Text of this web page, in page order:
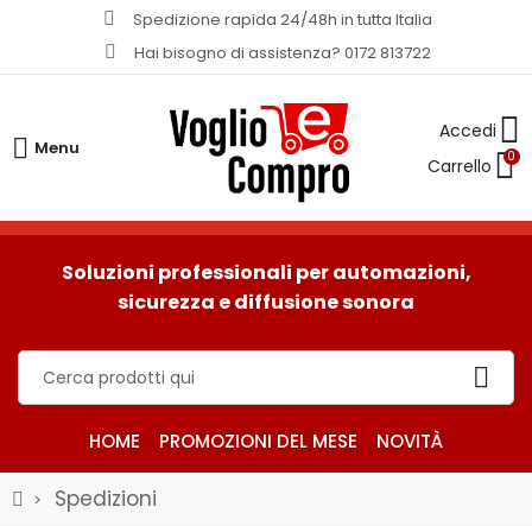
Spedizione rapida 24/48h in tutta Italia​
Hai bisogno di assistenza? 0172 813722
Menu 0
Soluzioni professionali per automazioni,
sicurezza e diffusione sonora
HOME PROMOZIONI DEL MESE NOVITÀ
Spedizioni